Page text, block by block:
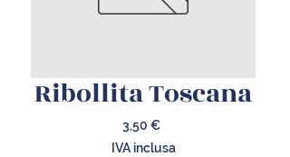
Ribollita Toscana
3,50 €Prezzo
IVA inclusa